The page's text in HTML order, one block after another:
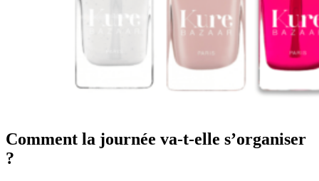
Comment la journée va-t-elle s’organiser
?